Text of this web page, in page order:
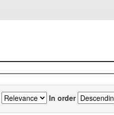
In order